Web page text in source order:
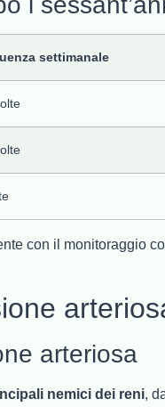
settimanale
con il monitoraggio
arteriosa
nemici dei reni,